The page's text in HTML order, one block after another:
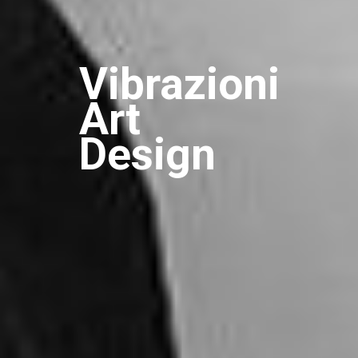
Vibrazioni
Art
Design